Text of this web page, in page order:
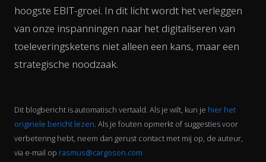
hoogste EBIT-groei. In dit licht wordt het verleggen
van onze inspanningen naar het digitaliseren van
toeleveringsketens niet alleen een kans, maar een
strategische noodzaak.
Dit blogbericht is automatisch vertaald. Als je wilt, kun je hier het
originele bericht lezen. Als je fouten opmerkt of suggesties voor
verbetering hebt, neem dan gerust contact met mij op, de auteur,
via e-mail op rasmus@cargoson.com